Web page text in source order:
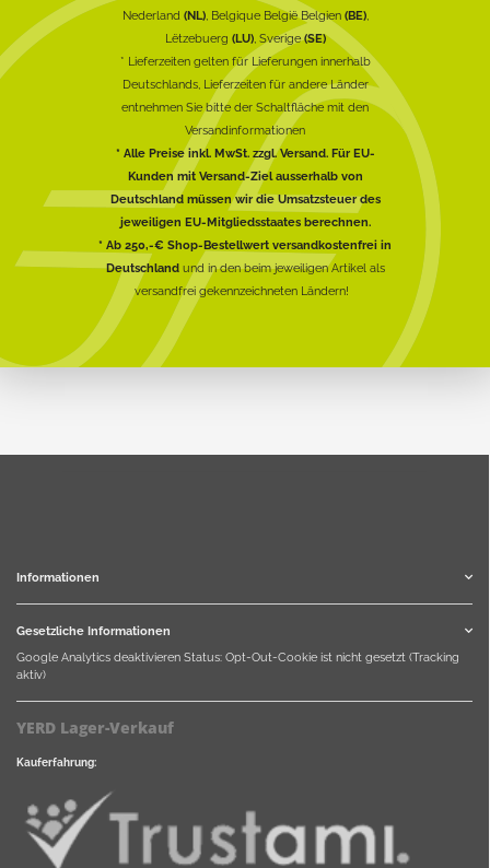
Nederland (NL), Belgique België Belgien (BE),
Lëtzebuerg (LU), Sverige(SE)
* Lieferzeiten gelten für Lieferungen innerhalb
Deutschlands, Lieferzeiten für andere Länder
entnehmen Sie bitte der Schaltfläche mit den
Versandinformationen
* Alle Preise inkl. MwSt. zzgl. Versand. Für EU-
Kunden mit Versand-Ziel ausserhalb von
Deutschland müssen wir die Umsatzsteuer des
jeweiligen EU-Mitgliedsstaates berechnen.
* Ab 250,-€ Shop-Bestellwert versandkostenfrei in
Deutschlandund in den beim jeweiligen Artikel als
versandfrei gekennzeichneten Ländern!
Informationen
Gesetzliche Informationen
Google Analytics deaktivieren Status: Opt-Out-Cookie ist nicht gesetzt (Tracking
aktiv)
YERD Lager-Verkauf
Kauferfahrung: